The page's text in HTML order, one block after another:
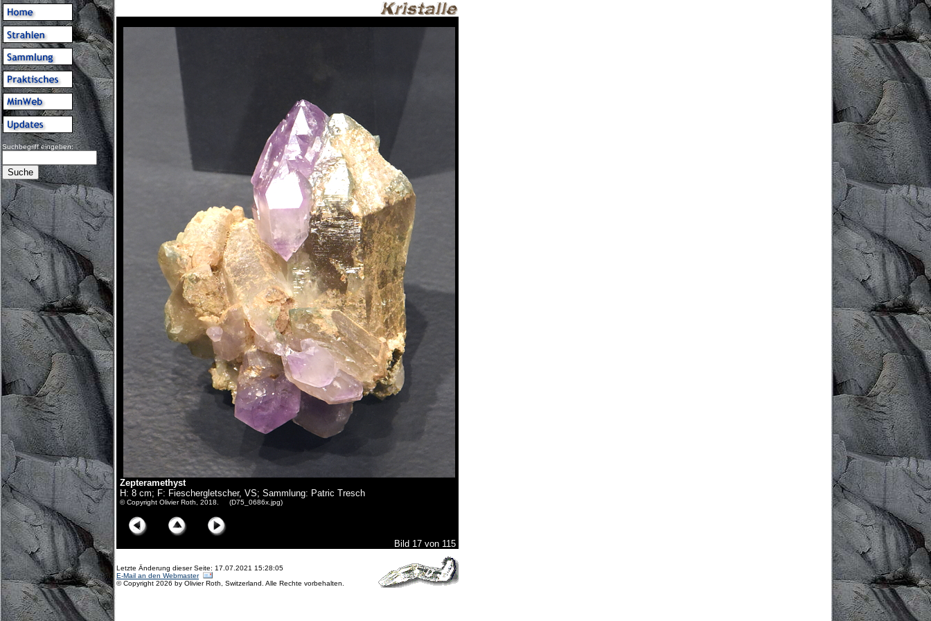
Suchbegriff eingeben:
Zepteramethyst
H: 8 cm; F: Fieschergletscher, VS; Sammlung: Patric Tresch
© Copyright Olivier Roth, 2018. (D75_0686x.jpg)
Bild 17 von 115
Letzte Änderung dieser Seite: 17.07.2021 15:28:05
E-Mail an den Webmaster
© Copyright 2026 by Olivier Roth, Switzerland. Alle Rechte vorbehalten.